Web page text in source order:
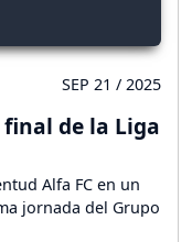
SEP 21 / 2025
de la Liga
Alfa FC en un
jornada del Grupo